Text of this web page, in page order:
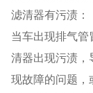
滤清器有污渍：
当车出现排气
清器出现污渍，
现故障的问题，